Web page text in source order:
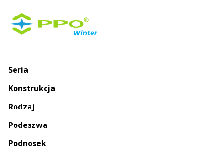
Seria
Konstrukcja
Rodzaj
Podeszwa
Podnosek